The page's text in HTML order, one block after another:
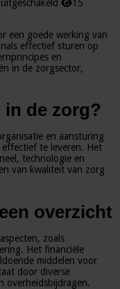
Financiën
in
de
Zorg:
Overzicht
15
een goede werking van
effectief sturen op
en
in de zorgsector,
de zorg?
en aansturing
te leveren. Het
technologie en
van kwaliteit van zorg
overzicht
zoals
Het financiële
middelen voor
door diverse
overheidsbijdragen.